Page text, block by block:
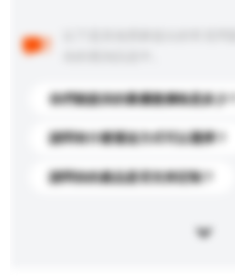
你們能提供的最優惠價格是多少？
請問有什麼運送方式可以選擇？
請問你的產品是否支持定制？